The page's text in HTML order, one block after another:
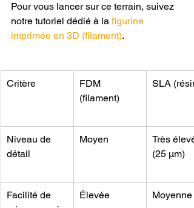
Pour vous lancer sur ce terrain, suivez
notre tutoriel dédié à la figurine
imprimée en 3D (filament).
Critère
FDM
(filament)
SLA
Niveau de
détail
Moyen
Très élevé
(25 µm)
Facilité de
Élevée Moyenne